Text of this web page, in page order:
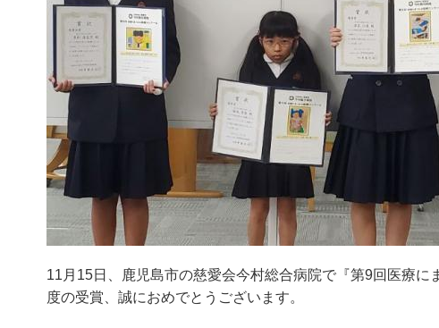
11月15日、鹿児島市の慈愛会今村総合病院で『第9回医療
度の受賞、誠におめでとうございます。